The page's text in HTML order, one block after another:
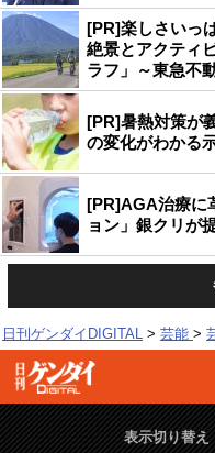
[PR]楽しさいっ
絶景とアクティ
ラフ」～東急不
[PR]暑熱対策が
の変化がわかる
[PR]AGA治療に
ョン」銀クリが
日刊ゲンダイDIGITAL 芸能
表示切り替え